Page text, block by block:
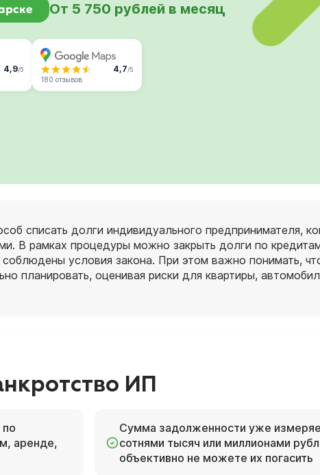
От 5 750 рублей в месяц
4,9/5 4,7/5
180 отзывов
списать долги индивидуального предпринимателя,
В рамках процедуры можно закрыть долги по
условия закона. При этом важно понимать,
планировать, оценивая риски для квартиры,
ИП
аренде,
Сумма задолженности уже
сотнями тысяч или миллионами
объективно не можете их погасить